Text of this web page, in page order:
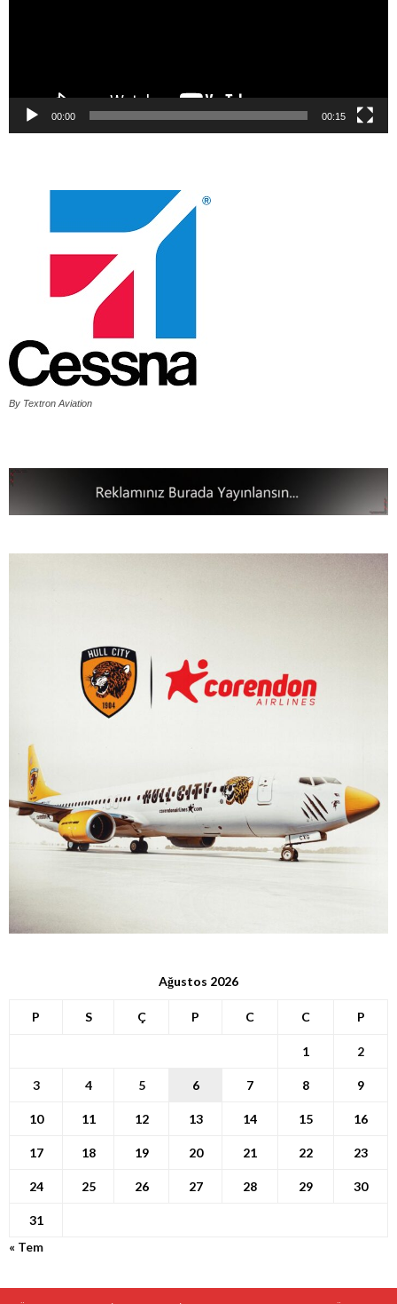
00:00 00:15
By Textron Aviation
Ağustos 2026
P S Ç P C C P
1 2
3 4 5 6 7 8 9
10 11 12 13 14 15 16
17 18 19 20 21 22 23
24 25 26 27 28 29 30
31
« Tem